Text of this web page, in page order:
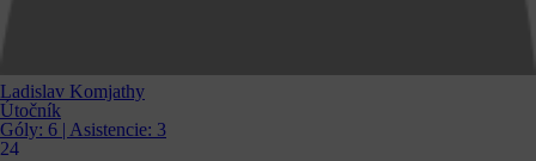
Ladislav Komjathy
Útočník
Góly: 6 | Asistencie: 3
24